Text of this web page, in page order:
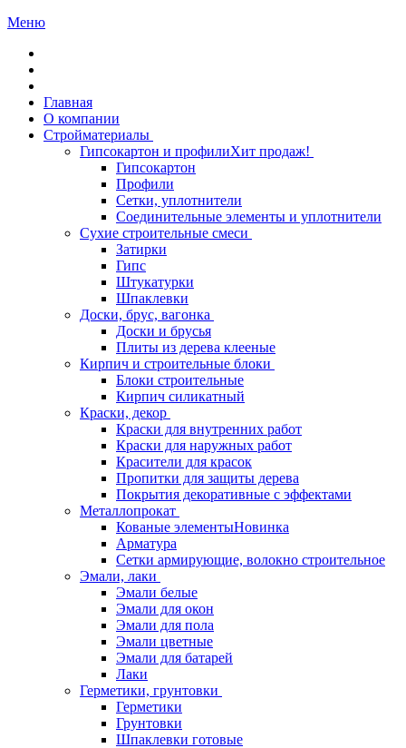
Меню
Главная
О компании
Стройматериалы
Гипсокартон и профилиХит продаж!
Гипсокартон
Профили
Сетки, уплотнители
Соединительные элементы и уплотнители
Сухие строительные смеси
Затирки
Гипс
Штукатурки
Шпаклевки
Доски, брус, вагонка
Доски и брусья
Плиты из дерева клееные
Кирпич и строительные блоки
Блоки строительные
Кирпич силикатный
Краски, декор
Краски для внутренних работ
Краски для наружных работ
Красители для красок
Пропитки для защиты дерева
Покрытия декоративные с эффектами
Металлопрокат
Кованые элементыНовинка
Арматура
Сетки армирующие, волокно строительное
Эмали, лаки
Эмали белые
Эмали для окон
Эмали для пола
Эмали цветные
Эмали для батарей
Лаки
Герметики, грунтовки
Герметики
Грунтовки
Шпаклевки готовые